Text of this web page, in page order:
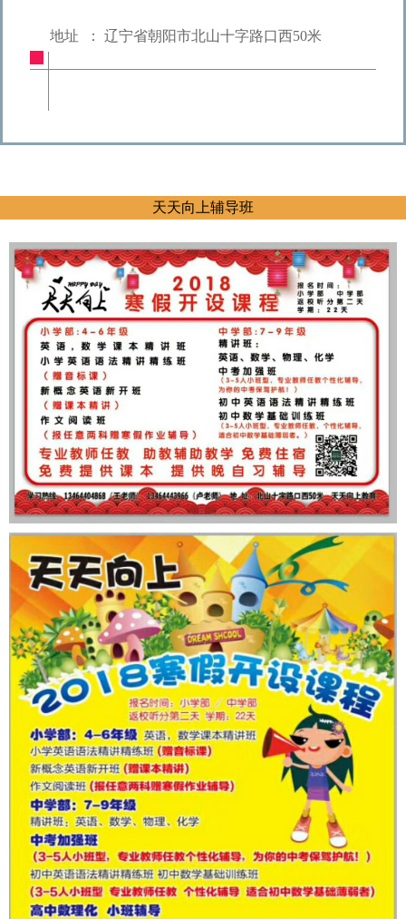
地址 ： 辽宁省朝阳市北山十字路口西50米
天天向上辅导班